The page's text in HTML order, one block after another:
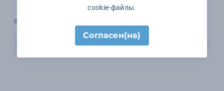
В наличии 2327 шт.
cookie-файлы.
Согласен(на)